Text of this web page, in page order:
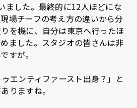
した。最終的に12人ほどにな
場チーフの考え方の違いから分
を機に、自分は東京へ行ったほ
ました。スタジオの皆さんは非
すが。
エンティファースト出身？」と
りますね。